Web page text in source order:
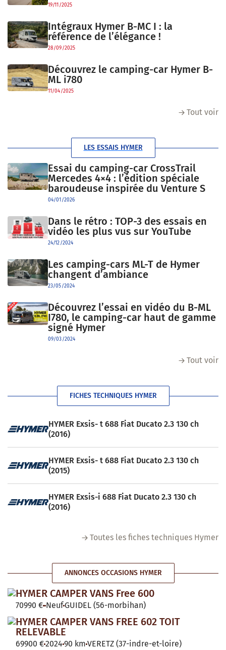
19/11/2025
Intégraux Hymer B-MC I : la
référence de l’élégance !
28/09/2025
Découvrez le camping-car Hymer B-
ML i780
11/04/2025
Tout voir
LES ESSAIS HYMER
Essai du camping-car CrossTrail
Mercedes 4×4 : l’édition spéciale
baroudeuse inspirée du Venture S
04/01/2026
Dans le rétro : TOP-3 des essais en
vidéo les plus vus sur YouTube
24/12/2024
Les camping-cars ML-T de Hymer
changent d’ambiance
23/05/2024
Découvrez l’essai en vidéo du B-ML
I780, le camping-car haut de gamme
signé Hymer
09/03/2024
Tout voir
FICHES TECHNIQUES HYMER
HYMER Exsis- t 688 Fiat Ducato 2.3 130 ch
(2016)
HYMER Exsis- t 688 Fiat Ducato 2.3 130 ch
(2015)
HYMER Exsis-i 688 Fiat Ducato 2.3 130 ch
(2016)
Toutes les fiches techniques Hymer
ANNONCES OCCASIONS HYMER
HYMER CAMPER VANS Free 600
70990 € Neuf GUIDEL (56-morbihan)
HYMER CAMPER VANS FREE 602 TOIT
RELEVABLE
69900 €2024 90 km VERETZ (37-indre-et-loire)